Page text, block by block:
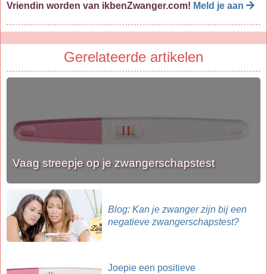
Vriendin worden van ikbenZwanger.com! Meld je aan
Gerelateerde artikelen
Vaag streepje op je zwangerschapstest
Blog: Kan je zwanger zijn bij een
negatieve zwangerschapstest?
Joepie een positieve